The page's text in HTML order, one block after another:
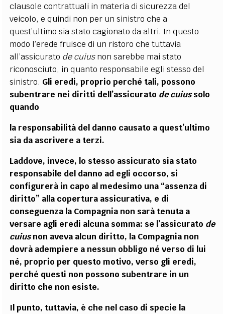
clausole contrattuali in materia di sicurezza del
veicolo, e quindi non per un sinistro che a
quest’ultimo sia stato cagionato da altri. In questo
modo l’erede fruisce di un ristoro che tuttavia
all’assicurato de cuiusnon sarebbe mai stato
riconosciuto, in quanto responsabile egli stesso del
sinistro. Gli eredi, proprio perché tali, possono
subentrare nei diritti dell’assicurato de cuiussolo
quando
la responsabilità del danno causato a quest’ultimo
sia da ascrivere a terzi.
Laddove, invece, lo stesso assicurato sia stato
responsabile del danno ad egli occorso, si
configurerà in capo al medesimo una “assenza di
diritto” alla copertura assicurativa, e di
conseguenza la Compagnia non sarà tenuta a
versare agli eredi alcuna somma: se l’assicurato de
cuiusnon aveva alcun diritto, la Compagnia non
dovrà adempiere a nessun obbligo né verso di lui
né, proprio per questo motivo, verso gli eredi,
perché questi non possono subentrare in un
diritto che non esiste.
Il punto, tuttavia, è che nel caso di specie la